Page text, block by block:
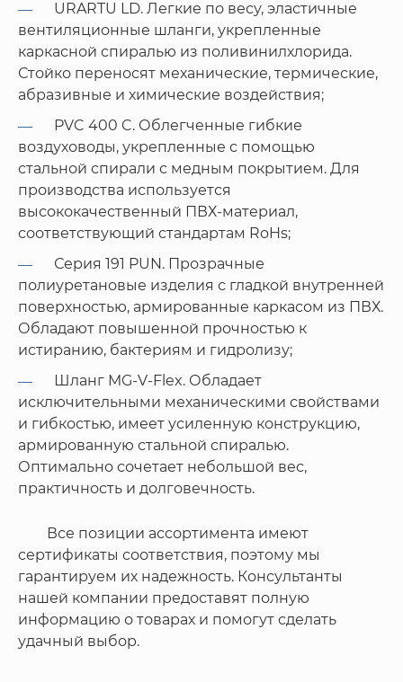
URARTU LD. Легкие по весу, эластичные
вентиляционные шланги, укрепленные
каркасной спиралью из поливинилхлорида.
Стойко переносят механические, термические,
абразивные и химические воздействия;
PVC 400 C. Облегченные гибкие
воздуховоды, укрепленные с помощью
стальной спирали с медным покрытием. Для
производства используется
высококачественный ПВХ-материал,
соответствующий стандартам RoHs;
Серия 191 PUN. Прозрачные
полиуретановые изделия с гладкой внутренней
поверхностью, армированные каркасом из ПВХ.
Обладают повышенной прочностью к
истиранию, бактериям и гидролизу;
Шланг MG-V-Flex. Обладает
исключительными механическими свойствами
и гибкостью, имеет усиленную конструкцию,
армированную стальной спиралью.
Оптимально сочетает небольшой вес,
практичность и долговечность.
Все позиции ассортимента имеют
сертификаты соответствия, поэтому мы
гарантируем их надежность. Консультанты
нашей компании предоставят полную
информацию о товарах и помогут сделать
удачный выбор.